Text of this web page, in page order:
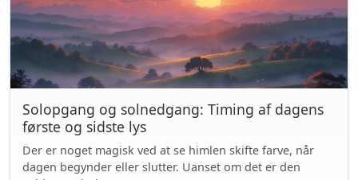
Solopgang og solnedgang: Timing af dagens
første og sidste lys
Der er noget magisk ved at se himlen skifte farve, når
dagen begynder eller slutter. Uanset om det er den